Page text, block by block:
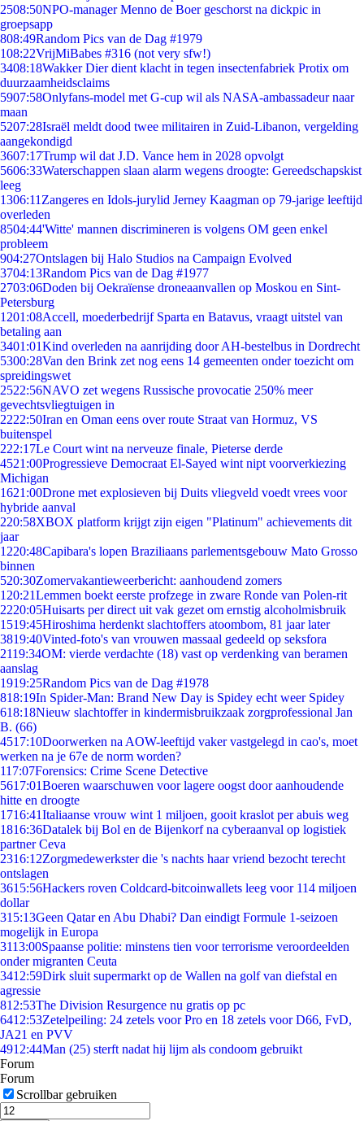
2508:50NPO-manager Menno de Boer geschorst na dickpic in
groepsapp
808:49Random Pics van de Dag #1979
108:22VrijMiBabes #316 (not very sfw!)
3408:18Wakker Dier dient klacht in tegen insectenfabriek Protix om
duurzaamheidsclaims
5907:58Onlyfans-model met G-cup wil als NASA-ambassadeur naar
maan
5207:28Israël meldt dood twee militairen in Zuid-Libanon, vergelding
aangekondigd
3607:17Trump wil dat J.D. Vance hem in 2028 opvolgt
5606:33Waterschappen slaan alarm wegens droogte: Gereedschapskist
leeg
1306:11 Zangeres en Idols-jurylid Jerney Kaagman op 79-jarige leeftijd
overleden
8504:44'Witte' mannen discrimineren is volgens OM geen enkel
probleem
904:27Ontslagen bij Halo Studios na Campaign Evolved
3704:13Random Pics van de Dag #1977
2703:06Doden bij Oekraïense droneaanvallen op Moskou en Sint-
Petersburg
1201:08Accell, moederbedrijf Sparta en Batavus, vraagt uitstel van
betaling aan
3401:01Kind overleden na aanrijding door AH-bestelbus in Dordrecht
5300:28Van den Brink zet nog eens 14 gemeenten onder toezicht om
spreidingswet
2522:56NAVO zet wegens Russische provocatie 250% meer
gevechtsvliegtuigen in
2222:50Iran en Oman eens over route Straat van Hormuz, VS
buitenspel
222:17Le Court wint na nerveuze finale, Pieterse derde
4521:00Progressieve Democraat El-Sayed wint nipt voorverkiezing
Michigan
1621:00Drone met explosieven bij Duits vliegveld voedt vrees voor
hybride aanval
220:58XBOX platform krijgt zijn eigen "Platinum" achievements dit
jaar
1220:48Capibara's lopen Braziliaans parlementsgebouw Mato Grosso
binnen
520:30Zomervakantieweerbericht: aanhoudend zomers
1 20:21Lemmen boekt eerste profzege in zware Ronde van Polen-rit
2220:05Huisarts per direct uit vak gezet om ernstig alcoholmisbruik
1519:45Hiroshima herdenkt slachtoffers atoombom, 81 jaar later
3819:40Vinted-foto's van vrouwen massaal gedeeld op seksfora
2119:34OM: vierde verdachte (18) vast op verdenking van beramen
aanslag
1919:25Random Pics van de Dag #1978
818:19In Spider-Man: Brand New Day is Spidey echt weer Spidey
618:18Nieuw slachtoffer in kindermisbruikzaak zorgprofessional Jan
B. (66)
4517:10Doorwerken na AOW-leeftijd vaker vastgelegd in cao's, moet
werken na je 67e de norm worden?
117:07Forensics: Crime Scene Detective
5617:01Boeren waarschuwen voor lagere oogst door aanhoudende
hitte en droogte
1716:41Italiaanse vrouw wint 1 miljoen, gooit kraslot per abuis weg
1816:36Datalek bij Bol en de Bijenkorf na cyberaanval op logistiek
partner Ceva
2316:12Zorgmedewerkster die 's nachts haar vriend bezocht terecht
ontslagen
3615:56Hackers roven Coldcard-bitcoinwallets leeg voor 114 miljoen
dollar
315:13Geen Qatar en Abu Dhabi? Dan eindigt Formule 1-seizoen
mogelijk in Europa
3113:00Spaanse politie: minstens tien voor terrorisme veroordeelden
onder migranten Ceuta
3412:59Dirk sluit supermarkt op de Wallen na golf van diefstal en
agressie
812:53The Division Resurgence nu gratis op pc
6412:53Zetelpeiling: 24 zetels voor Pro en 18 zetels voor D66, FvD,
JA21 en PVV
4912:44Man (25) sterft nadat hij lijm als condoom gebruikt
Forum
Forum
Scrollbar gebruiken